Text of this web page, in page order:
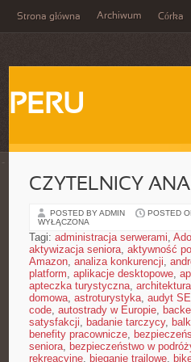
Strona główna Archiwum Córka
PERU
CZYTELNICY
POSTED BY ADMIN POSTED
WYŁĄCZONA
Tagi: administracja serwerami,
aktywizacja seniora, aktywność
Amazon, analiza konkurencji,
platform, aplikacje desktopowe,
apteczka turystyczna,
domowa, astroturystyka, audyt
code, autostrady w Europie,
satysfakcji, badanie tarczycy,
benefity pracownicze,
seniora, bezpieczeństwo w
rekreacyjne, bieganie trailowe,